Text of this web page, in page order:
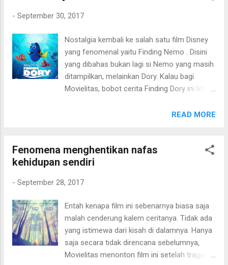
film Rush Hour , sepertinya t...
aksi laganya. Cocok sekali untuk hiburan bagi
Bounty Hunters (2016) - 6/10
- September 30, 2017
Nostalgia kembali ke salah satu film Disney
yang fenomenal yaitu Finding Nemo . Disini
yang dibahas bukan lagi si Nemo yang masih
ditampilkan, melainkan Dory. Kalau bagi
Movielitas, bobot cerita Finding Dory ini lebih
terdahulu. Meski demikian, tetap Disney
nan elegan tapi juga mengandung pesan
kehidupan yang indah. Pesan moral yang
masih tetap sama kualitasnya dengan versi
moral tentang kisah cinta ayah-anak, disini
lebih universal tentang keajaiban yang bakal
ada bila kita pantang menyerah dan yang
terpenting adalah tetap percaya. Lewat
perjuangan Dory, penonton akan disajikan
READ MORE
Fenomena menghentikan nafas
kehidupan sendiri
- September 28, 2017
Entah kenapa film ini sebenarnya biasa saja
malah cenderung kalem ceritanya. Tidak ada
yang istimewa dari kisah di dalamnya. Hanya
saja secara tidak direncana sebelumnya,
Movielitas menonton film ini setelah tragedi